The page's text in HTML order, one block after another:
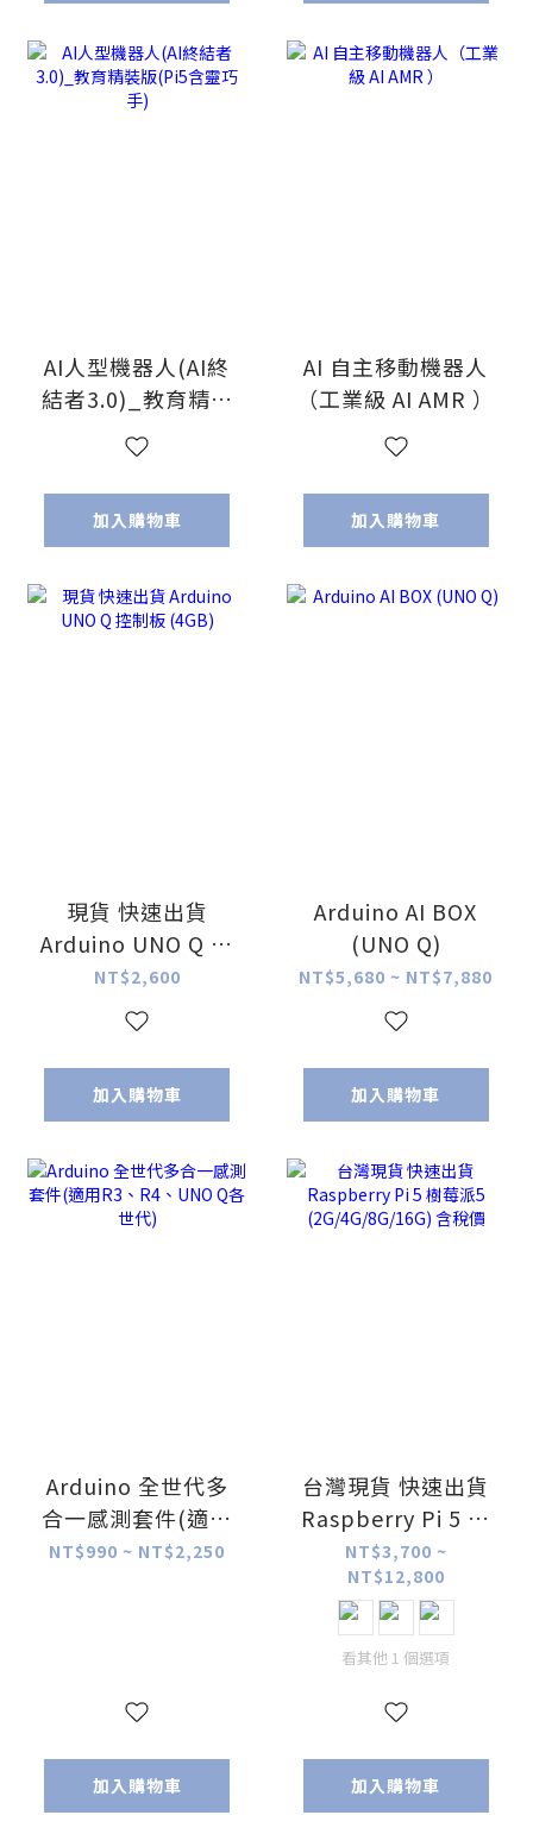
AI人型機器人(AI終
結者3.0)_教育精裝
版(Pi5含靈巧手)
加入購物車
AI 自主移動機器人
（工業級 AI AMR ）
加入購物車
現貨 快速出貨
Arduino UNO Q 控
制板 (4GB)
NT$2,600
加入購物車
Arduino AI BOX
(UNO Q)
NT$5,680 ~ NT$7,880
加入購物車
Arduino 全世代多
合一感測套件(適用
R3、R4、UNO Q各
NT$990 ~ NT$2,250
加入購物車
台灣現貨 快速出貨
Raspberry Pi 5 樹
莓派5
(2G/4G/8G/16G)
含稅價
NT$3,700 ~
NT$12,800
看其他 1 個選項
加入購物車